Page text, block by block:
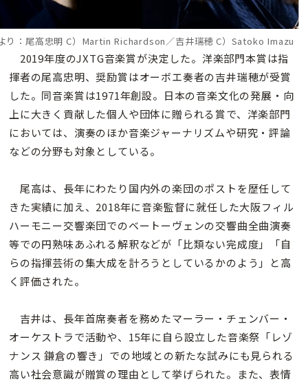
り：尾高忠明 C）Martin Richardson／吉井瑞穂 C）Satoko Imazu
2019年度のJXTG音楽賞が決定した。洋楽部門本賞は指
揮者の尾高忠明、奨励賞はオーボエ奏者の吉井瑞穂が受賞
した。同音楽賞は1971年創設。日本の音楽文化の発展・向
上に大きく貢献した個人や団体に贈られる賞で、洋楽部門
においては、演奏のほか音楽ジャーナリズムや研究・評論
などの分野も対象としている。
尾高は、長年にわたり国内外の楽団のポストを歴任して
きた実績に加え、2018年に音楽監督に就任した大阪フィル
ハーモニー交響楽団でのベートーヴェンの交響曲全曲演奏
等での円熟味あふれる解釈などが「比類ない完成度」「自
らの指揮芸術の集大成を計ろうとしているかのよう」と高
く評価された。
吉井は、長年首席奏者を務めたマーラー・チェンバー・
オーケストラで活動や、15年に自ら設立した音楽祭「レゾ
ナンス 鎌倉の響き」での地域との新たな試みにも見られる
高い社会意識が贈賞の理由として挙げられた。また、表情